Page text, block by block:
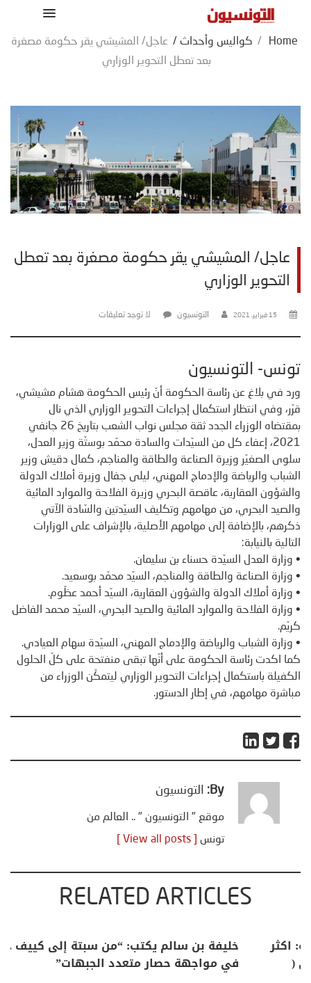
Home
/ كواليس وأحداث / عاجل/ المشيشي يقر حكومة مصغرة
بعد تعطل التحوير الوزاري
عاجل/ المشيشي يقر حكومة مصغرة بعد تعطل
التحوير الوزاري
15 فبراير، 2021 التونسيون لا توجد تعليقات
تونس- التونسيون
ورد في بلاغ عن رئاسة الحكومة أنّ رئيس الحكومة هشام مشيشي،
قرّر، وفي انتظار استكمال إجراءات التحوير الوزاري الذي نال
بمقتضاه الوزراء الجدد ثقة مجلس نواب الشعب بتاريخ 26 جانفي
2021، إعفاء كل من السيّدات والسادة محمّد بوستّة وزير العدل،
سلوى الصغيّر وزيرة الصناعة والطاقة والمناجم، كمال دقيش وزير
الشباب والرياضة والإدماج المهني، ليلى جفال وزيرة أملاك الدولة
والشؤون العقارية، عاقصة البحري وزيرة الفلاحة والموارد المائية
والصيد البحري، من مهامهم وتكليف السيّدتين والسّادة الآتي
ذكرهم، بالإضافة إلى مهامهم الأصلية، بالإشراف على الوزارات
التالية بالنيابة:
• وزارة العدل السيّدة حسناء بن سليمان.
• وزارة الصناعة والطاقة والمناجم، السيّد محمّد بوسعيد.
• وزارة أملاك الدولة والشؤون العقارية، السيّد أحمد عظّوم.
• وزارة الفلاحة والموارد المائية والصيد البحري، السيّد محمد الفاضل
كريّم.
• وزارة الشباب والرياضة والإدماج المهني، السيّدة سهام العيادي.
كما اكدت رئاسة الحكومة على أنّها تبقى منفتحة على كلّ الحلول
الكفيلة باستكمال إجراءات التحوير الوزاري ليتمكّن الوزراء من
مباشرة مهامهم، في إطار الدستور.
By: التونسيون
موقع " التونسيون " .. العالم من
تونس
RELATED ARTICLES
خليفة بن سالم
في مواجهة
يكتب حول: التغيرات المناخية: اكثر
.. تحول اجتماعي وحضاري (